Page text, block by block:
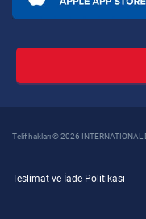
Telif hakları © 2026 INTERNATIONAL
Teslimat ve İade Politikası